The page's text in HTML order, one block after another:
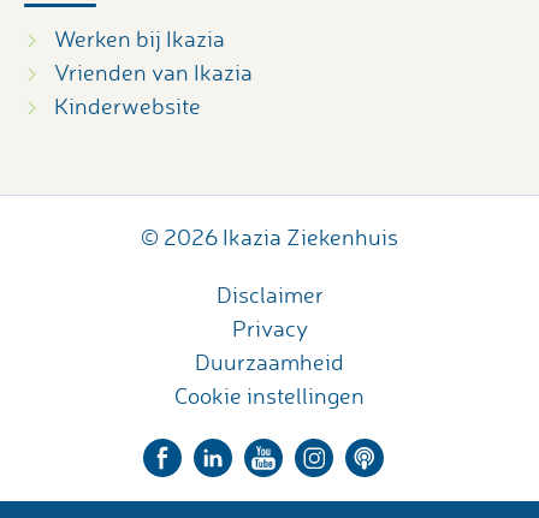
Werken bij Ikazia
Vrienden van Ikazia
Kinderwebsite
© 2026 Ikazia Ziekenhuis
Disclaimer
Privacy
Duurzaamheid
Cookie instellingen